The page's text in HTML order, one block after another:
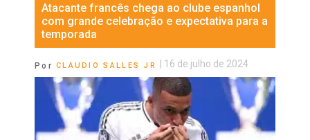
Atacante francês chega ao clube espanhol
com grande celebração e expectativa para a
temporada
Por CLAUDIO SALLES JR 16 de julho de 2024